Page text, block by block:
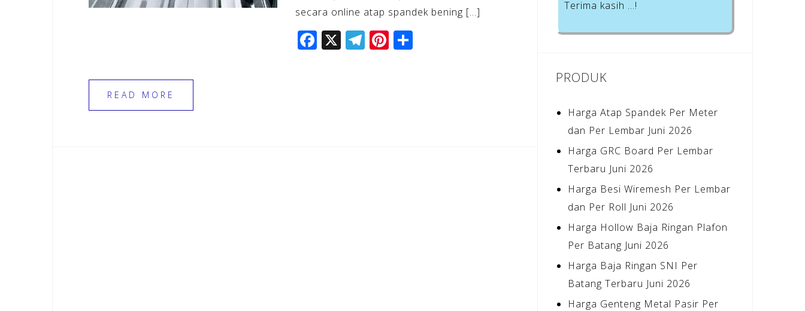
secara online atap spandek bening […]
F X T Pi S
READ MORE
Terima kasih …!
PRODUK
Harga Atap Spandek Per Meter
dan Per Lembar Juni 2026
Harga GRC Board Per Lembar
Terbaru Juni 2026
Harga Besi Wiremesh Per Lembar
dan Per Roll Juni 2026
Harga Hollow Baja Ringan Plafon
Per Batang Juni 2026
Harga Baja Ringan SNI Per
Batang Terbaru Juni 2026
Harga Genteng Metal Pasir Per